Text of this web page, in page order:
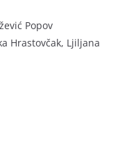
Popov
Hrastovčak, Ljiljana